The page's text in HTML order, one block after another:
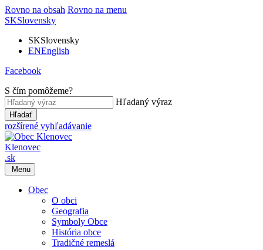
Rovno na obsah Rovno na menu
SKSlovensky
SKSlovensky
ENEnglish
Facebook
S čím pomôžeme?
Hľadaný výraz
Hľadať
rozšírené vyhľadávanie
Klenovec
.sk
Menu
Obec
O obci
Geografia
Symboly Obce
História obce
Tradičné remeslá